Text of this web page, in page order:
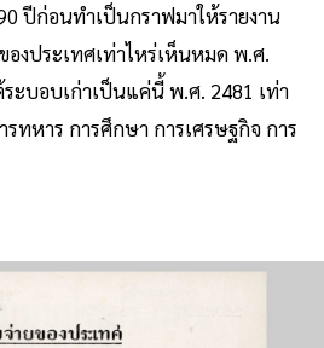
ปีก่อนทำเป็นกราฟมาให้รายงาน
องประเทศเท่าไหร่เห็นหมด พ.ศ.
ะบอบเก่าเป็นแค่นี้ พ.ศ. 2481 เท่า
ทหาร การศึกษา การเศรษฐกิจ การ